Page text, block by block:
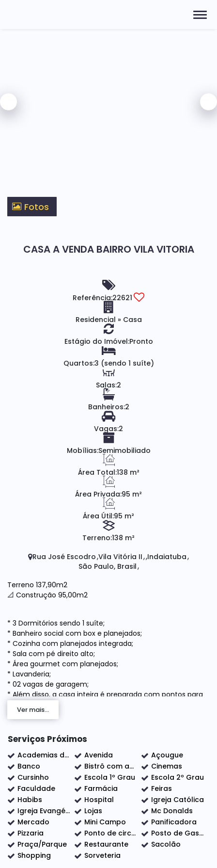
Fotos
CASA A VENDA BAIRRO VILA VITORIA
Referência:22621
Residencial » Casa
Estágio do Imóvel:Pronto
Quartos:3 (sendo 1 suíte)
Salas:2
Banheiros:2
Vagas:2
Mobílias:Semimobiliado
Área Total:138 m²
Área Privada:95 m²
Área Útil:95 m²
Terreno:138 m²
Rua José Escodro Vila Vitória II Indaiatuba
São Paulo, Brasil
Terreno 137,90m2
📐 Construção 95,00m2
* ⁠3 Dormitórios sendo 1 suíte;
* Banheiro social com box e planejados;
* Cozinha com planejados integrada;
* Sala com pé direito alto;
* Área gourmet com planejados;
* Lavanderia;
* 02 vagas de garagem;
* Além disso, a casa inteira é preparada com pontos para
* Possuindo também o sistema Casa Inteligente !
🏡 O imóvel conta com uma excelente localização situada
ao lado do centro, próximo a Padaria Gianini,
Supermercado Grupo Montekali (Antigo Paulistão),
Posto Cidadão, Hospital Oliveira Camargo, Hospital Dia e
Campo Primavera! Além de conter bares, farmácias e
escolas nas proximidades.
Ver mais...
Serviços Próximos
Academias de ginástica Avenida
Açougue
Banco
Bistrô com adega
Cinemas
Cursinho
Escola 1º Grau
Escola 2º Grau
Faculdade
Farmácia
Feiras
Habibs
Hospital
Igreja Católica
Igreja Evangélica
Lojas
Mc Donalds
Mercado
Mini Campo
Panificadora
Pizzaria
Ponto de circular
Posto de Gasolina
Praça/Parque
Restaurante
Sacolão
Shopping
Sorveteria